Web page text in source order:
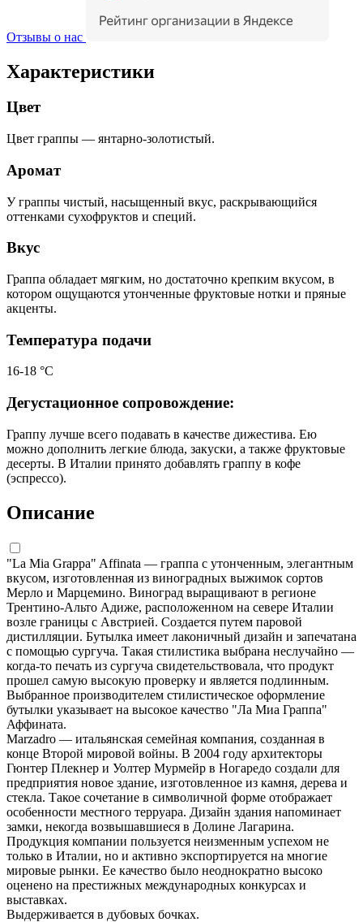
Отзывы о нас
Характеристики
Цвет
Цвет граппы — янтарно-золотистый.
Аромат
У граппы чистый, насыщенный вкус, раскрывающийся
оттенками сухофруктов и специй.
Вкус
Граппа обладает мягким, но достаточно крепким вкусом, в
котором ощущаются утонченные фруктовые нотки и пряные
акценты.
Температура подачи
16-18 °С
Дегустационное сопровождение:
Граппу лучше всего подавать в качестве дижестива. Ею
можно дополнить легкие блюда, закуски, а также фруктовые
десерты. В Италии принято добавлять граппу в кофе
(эспрессо).
Описание
"La Mia Grappa" Affinata — граппа с утонченным, элегантным
вкусом, изготовленная из виноградных выжимок сортов
Мерло и Марцемино. Виноград выращивают в регионе
Трентино-Альто Адиже, расположенном на севере Италии
возле границы с Австрией. Создается путем паровой
дистилляции. Бутылка имеет лаконичный дизайн и запечатана
с помощью сургуча. Такая стилистика выбрана неслучайно —
когда-то печать из сургуча свидетельствовала, что продукт
прошел самую высокую проверку и является подлинным.
Выбранное производителем стилистическое оформление
бутылки указывает на высокое качество "Ла Миа Граппа"
Аффината.
Marzadro — итальянская семейная компания, созданная в
конце Второй мировой войны. В 2004 году архитекторы
Гюнтер Плекнер и Уолтер Мурмейр в Ногаредо создали для
предприятия новое здание, изготовленное из камня, дерева и
стекла. Такое сочетание в символичной форме отображает
особенности местного терруара. Дизайн здания напоминает
замки, некогда возвышавшиеся в Долине Лагарина.
Продукция компании пользуется неизменным успехом не
только в Италии, но и активно экспортируется на многие
мировые рынки. Ее качество было неоднократно высоко
оценено на престижных международных конкурсах и
выставках.
Выдерживается в дубовых бочках.